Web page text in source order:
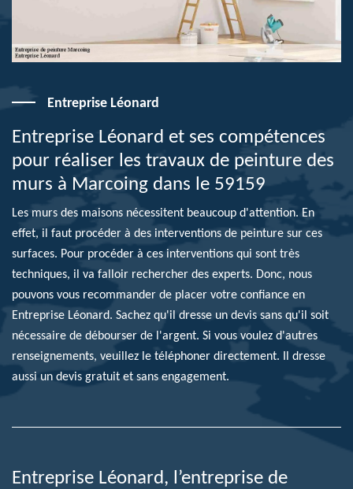
Entreprise Léonard
Entreprise Léonard et ses compétences
pour réaliser les travaux de peinture des
murs à Marcoing dans le 59159
Les murs des maisons nécessitent beaucoup d'attention. En
effet, il faut procéder à des interventions de peinture sur ces
surfaces. Pour procéder à ces interventions qui sont très
techniques, il va falloir rechercher des experts. Donc, nous
pouvons vous recommander de placer votre confiance en
Entreprise Léonard. Sachez qu'il dresse un devis sans qu'il soit
nécessaire de débourser de l'argent. Si vous voulez d'autres
renseignements, veuillez le téléphoner directement. Il dresse
aussi un devis gratuit et sans engagement.
Entreprise Léonard, l’entreprise de